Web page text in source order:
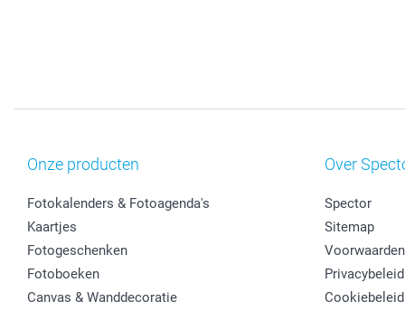
Onze producten
Fotokalenders & Fotoagenda's
Kaartjes
Fotogeschenken
Fotoboeken
Canvas & Wanddecoratie
Over
Spector
Sitemap
Voorwaarden
Privacybeleid
Cookiebeleid